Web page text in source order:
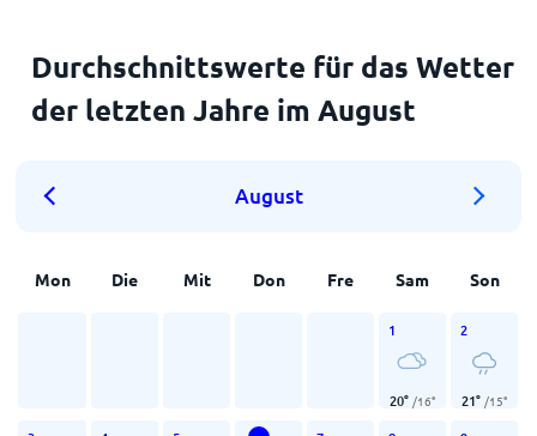
Durchschnittswerte für das Wetter
der letzten Jahre im August
August
Mon Die Mit Don Fre Sam Son
1
20° /16°
2
21° /15°